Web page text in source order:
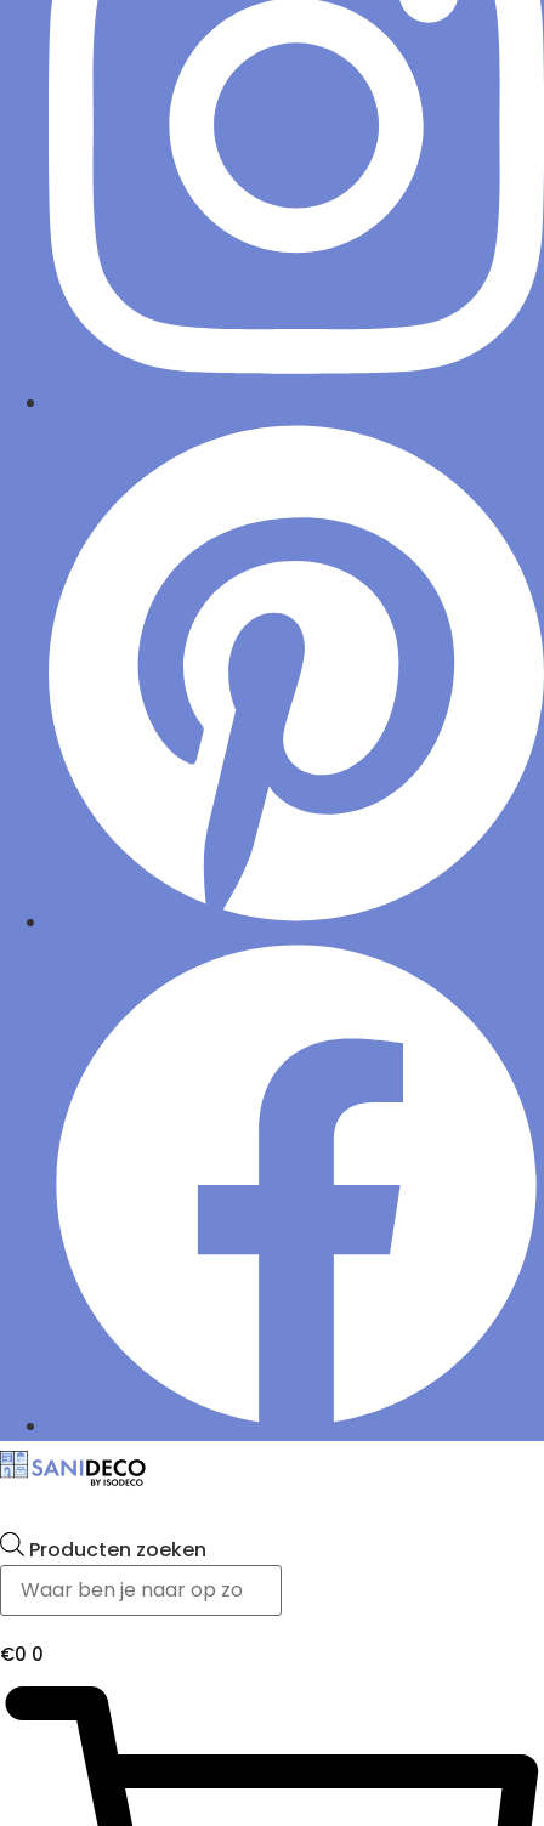
Producten zoeken
€0 0